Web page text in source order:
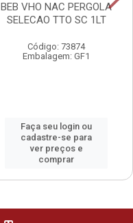
BEB VHO NAC PERGOLA
SELECAO TTO SC 1LT
Código: 73874
Embalagem: GF1
Faça seu login ou
cadastre-se para
ver preços e
comprar